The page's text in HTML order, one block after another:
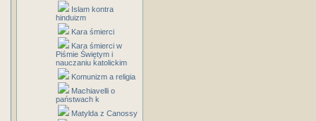
Islam kontra
hinduizm
Kara śmierci
Kara śmierci w
Piśmie Świętym i
nauczaniu katolickim
Komunizm a religia
Machiavelli o
państwach k
Matylda z Canossy